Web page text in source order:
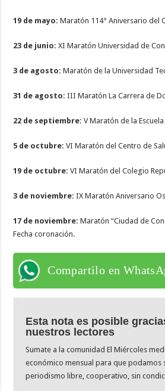
19 de mayo: Maratón 114° Aniversario del
23 de junio: XI Maratón Universidad de
3 de agosto: Maratón de la Universidad
31 de agosto: III Maratón La Carrera de
22 de septiembre: V Maratón de la
5 de octubre: VI Maratón del Centro de
19 de octubre: VI Maratón del Colegio
3 de noviembre: IX Maratón Aniversario
17 de noviembre: Maratón “Ciudad de
Fecha coronación.
Compartilo en
Esta nota es posible
nuestros lectores
Sumate a la comunidad El Miércoles
económico mensual para que podamos
periodismo libre, cooperativo, sin